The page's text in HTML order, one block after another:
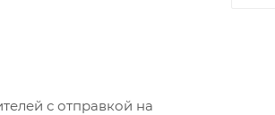
с отправкой на